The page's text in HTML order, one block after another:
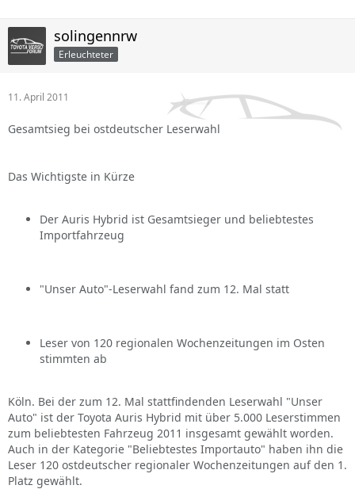
solingennrw
Erleuchteter
11. April 2011
Gesamtsieg bei ostdeutscher Leserwahl
Das Wichtigste in Kürze
Der Auris Hybrid ist Gesamtsieger und beliebtestes
Importfahrzeug
"Unser Auto"-Leserwahl fand zum 12. Mal statt
Leser von 120 regionalen Wochenzeitungen im Osten
stimmten ab
Köln. Bei der zum 12. Mal stattfindenden Leserwahl "Unser
Auto" ist der Toyota Auris Hybrid mit über 5.000 Leserstimmen
zum beliebtesten Fahrzeug 2011 insgesamt gewählt worden.
Auch in der Kategorie "Beliebtestes Importauto" haben ihn die
Leser 120 ostdeutscher regionaler Wochenzeitungen auf den 1.
Platz gewählt.